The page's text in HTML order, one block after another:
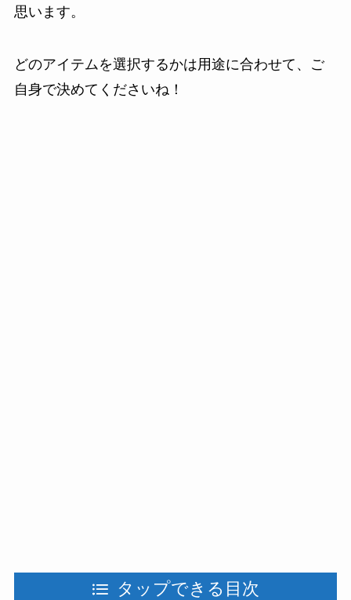
思います。
どのアイテムを選択するかは用途に合わせて、ご
自身で決めてくださいね！
タップできる目次